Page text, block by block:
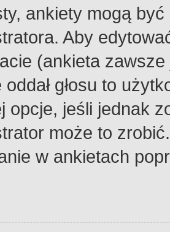
ankiety mogą
Aby
(ankieta
głosu to
opcje, jeśli jednak
może to
w ankietach